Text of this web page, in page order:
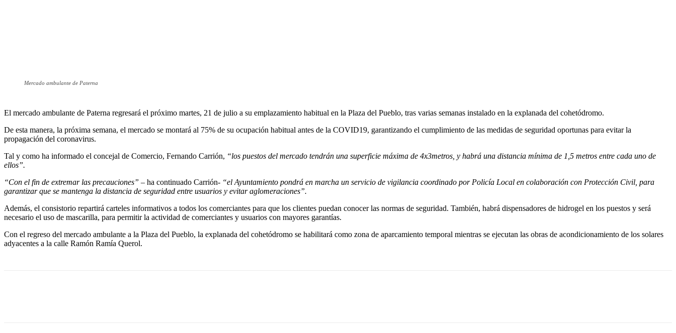
Mercado ambulante de Paterna
El mercado ambulante de Paterna regresará el próximo martes, 21 de julio a su emplazamiento habitual en la Plaza del Pueblo, tras varias semanas instalado en la explanada del cohetódromo.
De esta manera, la próxima semana, el mercado se montará al 75% de su ocupación habitual antes de la COVID19, garantizando el cumplimiento de las medidas de seguridad oportunas para evitar la
propagación del coronavirus.
Tal y como ha informado el concejal de Comercio, Fernando Carrión, “los puestos del mercado tendrán una superficie máxima de 4x3metros, y habrá una distancia mínima de 1,5 metros entre cada uno de
ellos”.
“Con el fin de extremar las precauciones” – ha continuado Carrión- “el Ayuntamiento pondrá en marcha un servicio de vigilancia coordinado por Policía Local en colaboración con Protección Civil, para
garantizar que se mantenga la distancia de seguridad entre usuarios y evitar aglomeraciones”.
Además, el consistorio repartirá carteles informativos a todos los comerciantes para que los clientes puedan conocer las normas de seguridad. También, habrá dispensadores de hidrogel en los puestos y será
necesario el uso de mascarilla, para permitir la actividad de comerciantes y usuarios con mayores garantías.
Con el regreso del mercado ambulante a la Plaza del Pueblo, la explanada del cohetódromo se habilitará como zona de aparcamiento temporal mientras se ejecutan las obras de acondicionamiento de los solares
adyacentes a la calle Ramón Ramía Querol.